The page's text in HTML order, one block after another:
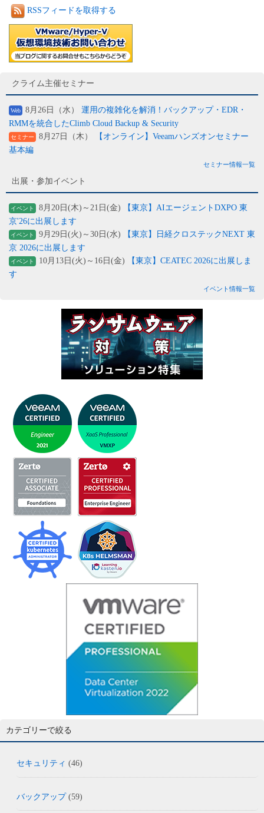
RSSフィードを取得する
クライム主催セミナー
Web 8月26日（水） 運用の複雑化を解消！バックアップ・EDR・
RMMを統合したClimb Cloud Backup & Security
セミナー 8月27日（木）
【オンライン】Veeamハンズオンセミナー
基本編
セミナー情報一覧
出展・参加イベント
イベント 8月20日(木)～21日(金)
【東京】AIエージェントDXPO 東
京'26に出展します
イベント 9月29日(火)～30日(水)
【東京】日経クロステックNEXT 東
京 2026に出展します
イベント 10月13日(火)～16日(金)
【東京】CEATEC 2026に出展しま
す
イベント情報一覧
カテゴリーで絞る
セキュリティ (46)
バックアップ(59)